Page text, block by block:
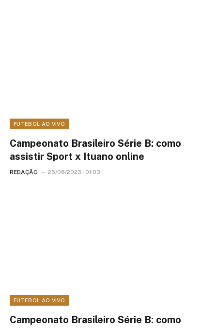
FUTEBOL AO VIVO
Campeonato Brasileiro Série B: como
assistir Sport x Ituano online
REDAÇÃO 25/08/2023 - 01:03
FUTEBOL AO VIVO
Campeonato Brasileiro Série B: como